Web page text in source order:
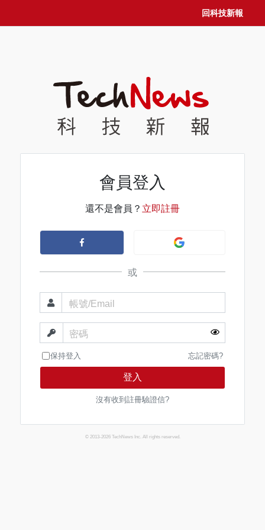
回科技新報
會員登入
還不是會員？ 立即註冊
或
帳號/Email
密碼
保持登入 忘記密碼?
登入
沒有收到註冊驗證信?
© 2013-2026 TechNews Inc. All rights reserved.